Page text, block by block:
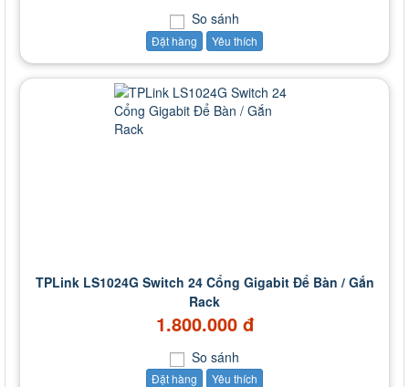
So sánh
Đặt hàng Yêu thích
TPLink LS1024G Switch 24 Cổng Gigabit Để Bàn / Gắn
Rack
1.800.000 đ
So sánh
Đặt hàng Yêu thích